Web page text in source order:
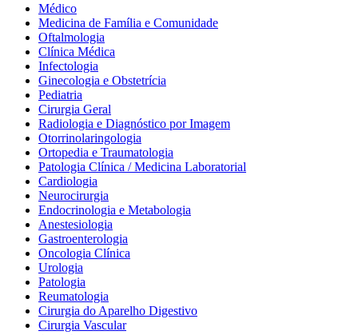
Médico
Medicina de Família e Comunidade
Oftalmologia
Clínica Médica
Infectologia
Ginecologia e Obstetrícia
Pediatria
Cirurgia Geral
Radiologia e Diagnóstico por Imagem
Otorrinolaringologia
Ortopedia e Traumatologia
Patologia Clínica / Medicina Laboratorial
Cardiologia
Neurocirurgia
Endocrinologia e Metabologia
Anestesiologia
Gastroenterologia
Oncologia Clínica
Urologia
Patologia
Reumatologia
Cirurgia do Aparelho Digestivo
Cirurgia Vascular